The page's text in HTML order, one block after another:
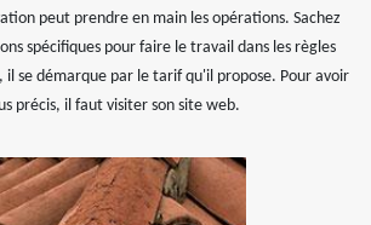
peut prendre en main les opérations. Sachez
spécifiques pour faire le travail dans les règles
se démarque par le tarif qu'il propose. Pour avoir
précis, il faut visiter son site web.